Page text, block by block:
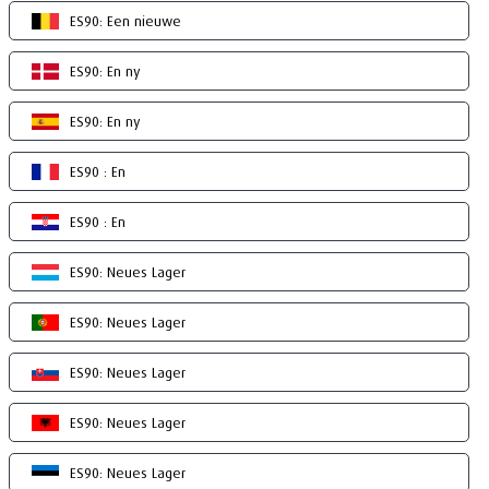
ES90: Een nieuwe
ES90: En ny
ES90: En ny
ES90 : En
ES90 : En
ES90: Neues Lager
ES90: Neues Lager
ES90: Neues Lager
ES90: Neues Lager
ES90: Neues Lager